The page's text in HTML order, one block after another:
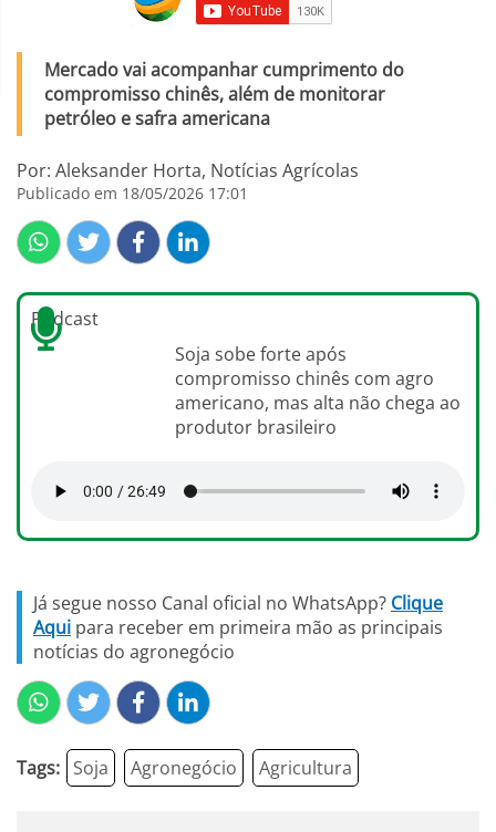
Mercado vai acompanhar cumprimento do
compromisso chinês, além de monitorar
petróleo e safra americana
Por: Aleksander Horta, Notícias Agrícolas
Publicado em 18/05/2026 17:01
Podcast
Soja sobe forte após
compromisso chinês com agro
americano, mas alta não chega ao
produtor brasileiro
Já segue nosso Canal oficial no WhatsApp? Clique
Aqui para receber em primeira mão as principais
notícias do agronegócio
Tags: Soja Agronegócio Agricultura